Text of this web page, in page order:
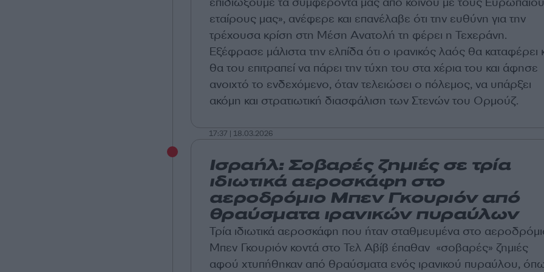
εταίρους μας», ανέφερε και επανέλαβε ότι την ευθύνη για την
τρέχουσα κρίση στη Μέση Ανατολή τη φέρει η Τεχεράνη.
Εξέφρασε μάλιστα την ελπίδα ότι ο ιρανικός λαός θα καταφέρει
θα του επιτραπεί να πάρει την τύχη του στα χέρια του και άφησε
ανοιχτό το ενδεχόμενο, όταν τελειώσει ο πόλεμος, να υπάρξει
ακόμη και στρατιωτική διασφάλιση των Στενών του Ορμούζ.
17:37 | 18.03.2026
Ισραήλ: Σοβαρές ζημιές σε τρία
ιδιωτικά αεροσκάφη στο
αεροδρόμιο Μπεν Γκουριόν από
θραύσματα ιρανικών πυραύλων
Τρία ιδιωτικά αεροσκάφη που ήταν σταθμευμένα στο
Μπεν Γκουριόν κοντά στο Τελ Αβίβ έπαθαν «σοβαρές» ζημιές
αφού χτυπήθηκαν από θραύσματα ενός ιρανικού πυραύλου,